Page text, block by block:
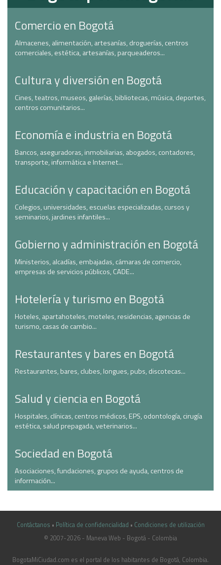
Comercio en Bogotá
Almacenes, alimentación, artesanías, droguerías, centros
comerciales, estética, artesanías, parqueaderos...
Cultura y diversión en Bogotá
Cines, teatros, museos, galerías, bibliotecas, música, deportes,
centros comunitarios...
Economía e industria en Bogotá
Bancos, aseguradoras, inmobiliarias, abogados, contadores,
transporte, informática e Internet...
Educación y capacitación en Bogotá
Colegios, universidades, escuelas especializadas, cursos y
seminarios, jardines infantiles...
Gobierno y administración en Bogotá
Ministerios, alcadías, embajadas, cámaras de comercio,
empresas de servicios públicos, CADE...
Hotelería y turismo en Bogotá
Hoteles, apartahoteles, moteles, residencias, agencias de
turismo, casas de cambio...
Restaurantes y bares en Bogotá
Restaurantes, bares, clubes, longues, pubs, discotecas...
Salud y ciencia en Bogotá
Hospitales, clínicas, centros médicos, EPS, odontología, cirugía
estética, salud prepagada, veterinarios...
Sociedad en Bogotá
Asociaciones, fundaciones, grupos de ayuda, centros de
información...
Contáctanos • Política de confidencialidad • Condiciones de utilización
© 2007-2026 - Maneva Web - Bogotá - Colombia
casinoluck.ca
BogotaMiCiudad.com es el portal de los habitantes de Bogotá, Colombia.